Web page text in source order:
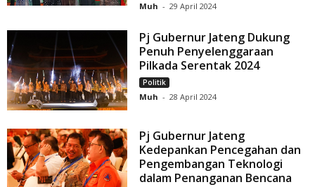
Muh - 29 April 2024
Pj Gubernur Jateng Dukung
Penuh Penyelenggaraan
Pilkada Serentak 2024
Politik
Muh - 28 April 2024
Pj Gubernur Jateng
Kedepankan Pencegahan dan
Pengembangan Teknologi
dalam Penanganan Bencana